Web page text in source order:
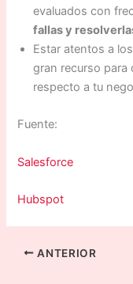
evaluados con
fallas y
Estar atentos a
gran recurso para
respecto a tu
Fuente:
Salesforce
Hubspot
ANTERIOR